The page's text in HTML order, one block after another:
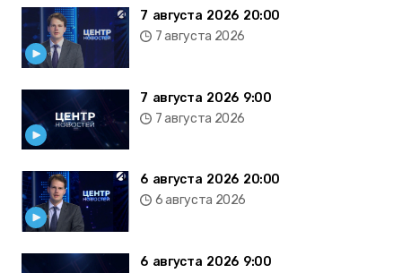
7 августа 2026 20:00
7 августа 2026
7 августа 2026 9:00
7 августа 2026
6 августа 2026 20:00
6 августа 2026
6 августа 2026 9:00